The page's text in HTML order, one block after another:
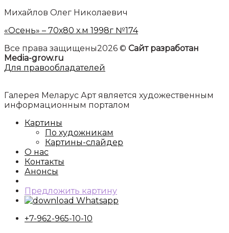
Михайлов Олег Николаевич
«Осень» – 70х80 х.м 1998г №174
Все права защищены2026 © Сайт разработан
Media-grow.ru
Для правообладателей
Галерея Меларус Арт является художественным
информационным порталом
Картины
По художникам
Картины-слайдер
О нас
Контакты
Анонсы
Предложить картину
Whatsapp
+7-962-965-10-10